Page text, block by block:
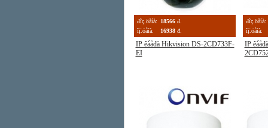
đîç.öåíà: 18566 đ.
îị̈.öåíà:
16938 đ.
IP êà́åđà Hikvision DS-2CD733F-
EI
đîç.öåíà:
îị̈.öåíà:
IP